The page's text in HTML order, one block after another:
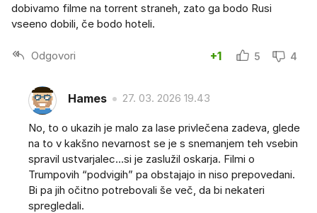
dobivamo filme na torrent straneh, zato ga bodo Rusi
vseeno dobili, če bodo hoteli.
Odgovori +1 5 4
Hames 27. 03. 2026 19.43
No, to o ukazih je malo za lase privlečena zadeva, glede
na to v kakšno nevarnost se je s snemanjem teh vsebin
spravil ustvarjalec…si je zaslužil oskarja. Filmi o
Trumpovih “podvigih” pa obstajajo in niso prepovedani.
Bi pa jih očitno potrebovali še več, da bi nekateri
spregledali.